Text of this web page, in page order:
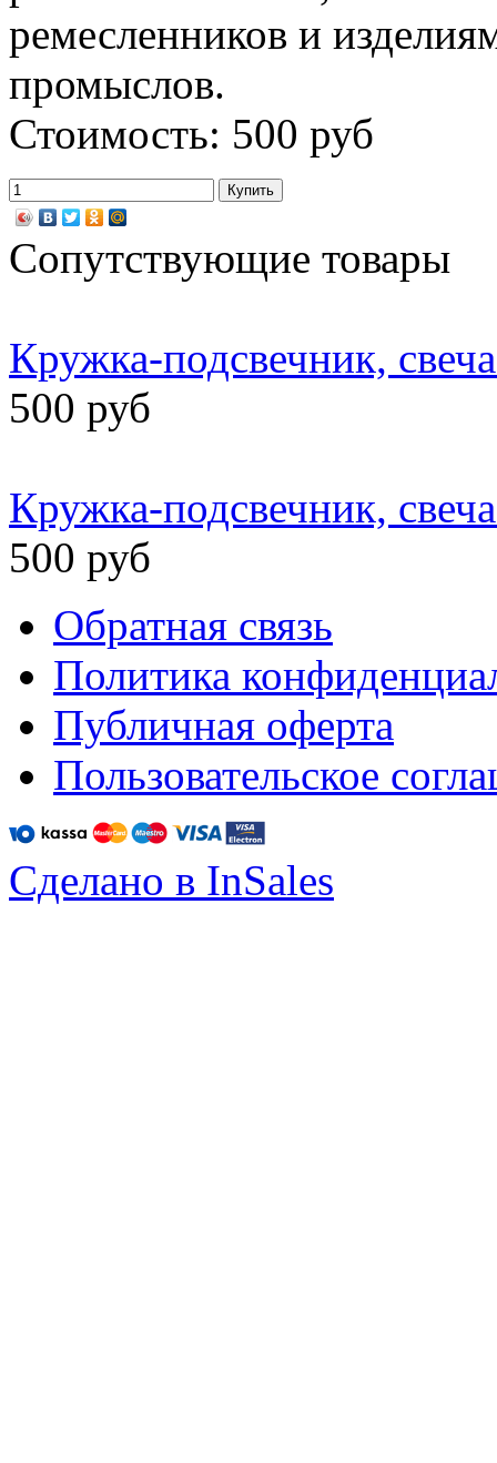
ремесленников и
промыслов.
Стоимость: 500 руб
Сопутствующие товары
Кружка-подсвечник,
500 руб
Кружка-подсвечник,
500 руб
Обратная связь
Политика
Публичная оферта
Пользовательское
Сделано в InSales